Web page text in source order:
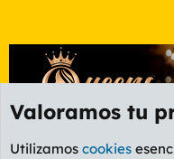
Valoramos tu
Utilizamos cookies